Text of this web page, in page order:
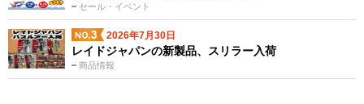
セール・イベント
2026年7月30日
商品情報
レイドジャパンの新製品、スリラー入荷